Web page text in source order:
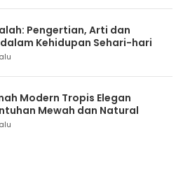
Pengertian, Arti dan
Kehidupan Sehari-hari
Modern Tropis Elegan
Mewah dan Natural